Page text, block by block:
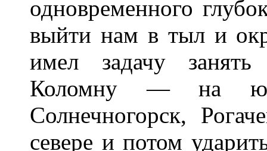
одновременного
выйти нам в тыл и
имел задачу
Коломну — на
Солнечногорск,
севере и потом